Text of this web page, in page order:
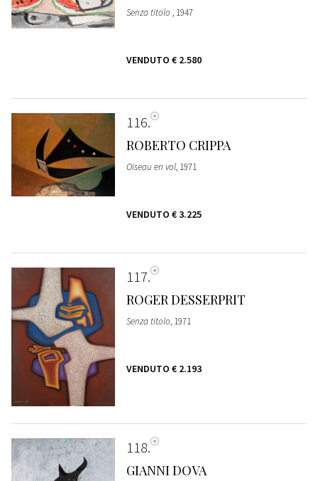
Senza titolo , 1947
VENDUTO € 2.580
116
ROBERTO CRIPPA
Oiseau en vol, 1971
VENDUTO € 3.225
117
ROGER DESSERPRIT
Senza titolo, 1971
VENDUTO € 2.193
118
GIANNI DOVA